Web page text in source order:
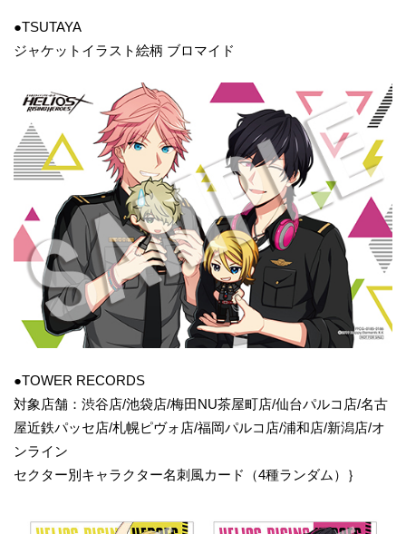
●TSUTAYA
ジャケットイラスト絵柄 ブロマイド
●TOWER RECORDS
対象店舗：渋谷店/池袋店/梅田NU茶屋町店/仙台パルコ店/名古
屋近鉄パッセ店/札幌ピヴォ店/福岡パルコ店/浦和店/新潟店/オ
ンライン
セクター別キャラクター名刺風カード（4種ランダム）｝